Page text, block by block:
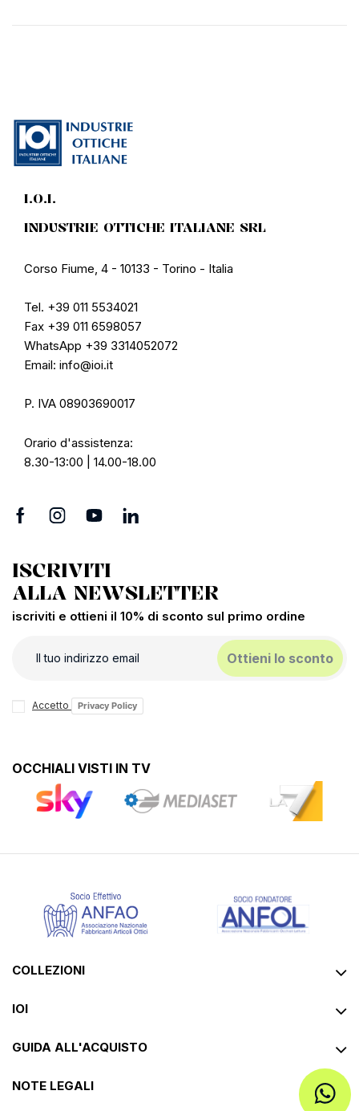
I.O.I.
INDUSTRIE OTTICHE ITALIANE SRL
Corso Fiume, 4 - 10133 - Torino - Italia
Tel. +39 011 5534021
Fax +39 011 6598057
WhatsApp +39 3314052072
Email: info@ioi.it
P. IVA 08903690017
Orario d'assistenza:
8.30-13:00 | 14.00-18.00
ISCRIVITI
ALLA NEWSLETTER
iscriviti e ottieni il 10% di sconto sul primo ordine
Ottieni lo sconto
Accetto Privacy Policy
OCCHIALI VISTI IN TV
COLLEZIONI
IOI
GUIDA ALL'ACQUISTO
NOTE LEGALI